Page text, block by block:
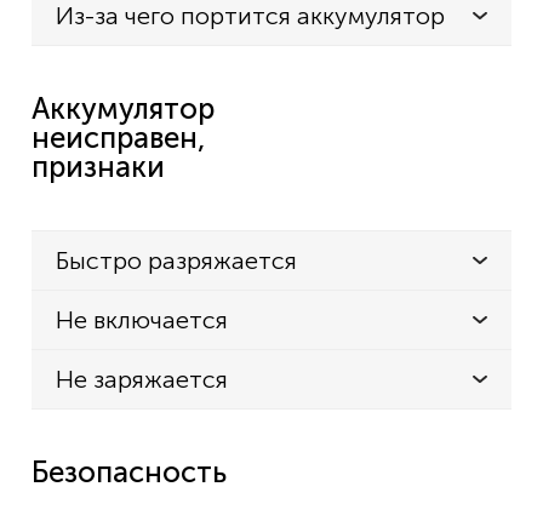
Из-за чего портится аккумулятор
Аккумулятор
неисправен,
признаки
Быстро разряжается
Не включается
Не заряжается
Безопасность